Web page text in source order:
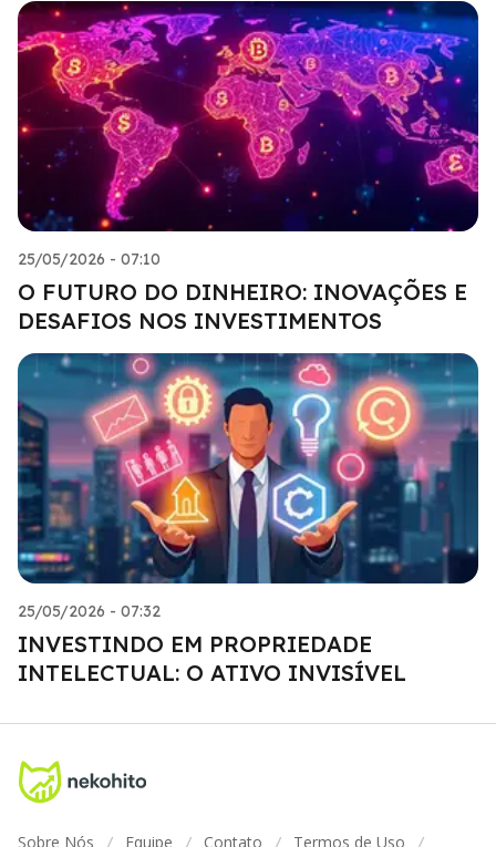
25/05/2026 - 07:10
O FUTURO DO DINHEIRO: INOVAÇÕES E
DESAFIOS NOS INVESTIMENTOS
25/05/2026 - 07:32
INVESTINDO EM PROPRIEDADE
INTELECTUAL: O ATIVO INVISÍVEL
Sobre Nós / Equipe / Contato / Termos de Uso /